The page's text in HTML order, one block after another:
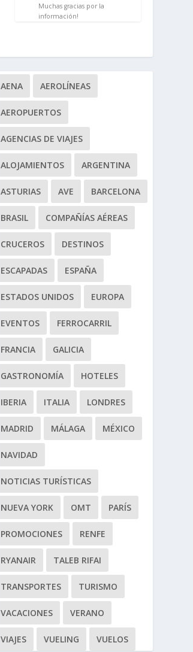
Muchas gracias por la
información!
AENA AEROLÍNEAS
AEROPUERTOS
AGENCIAS DE VIAJES
ALOJAMIENTOS ARGENTINA
ASTURIAS AVE BARCELONA
BRASIL COMPAÑÍAS AÉREAS
CRUCEROS DESTINOS
ESCAPADAS ESPAÑA
ESTADOS UNIDOS EUROPA
EVENTOS FERROCARRIL
FRANCIA GALICIA
GASTRONOMÍA HOTELES
IBERIA ITALIA LONDRES
MADRID MÁLAGA MÉXICO
NAVIDAD
NOTICIAS TURÍSTICAS
NUEVA YORK OMT PARÍS
PROMOCIONES RENFE
RYANAIR TALEB RIFAI
TRANSPORTES TURISMO
VACACIONES VERANO
VIAJES VUELING VUELOS